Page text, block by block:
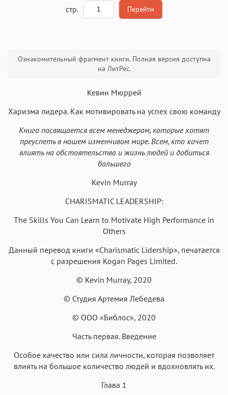
Roboto Garamond Fira Sans Times
Аа Аа
San Francisco Аа Аа
Аа
Arial Аа
Georgia
Аа Аа
Courier New
Аа Аа
стр. Перейти
Ознакомительный фрагмент книги. Полная версия доступна
на ЛитРес.
Кевин Мюррей
Харизма лидера. Как мотивировать на успех свою команду
Книга посвящается всем менеджерам, которые хотят
преуспеть в нашем изменчивом мире. Всем, кто хочет
влиять на обстоятельства и жизнь людей и добиться
большего
Kevin Murray
CHARISMATIC LEADERSHIP:
The Skills You Can Learn to Motivate High Performance in
Others
Данный перевод книги «Charismatic Lidership», печатается
с разрешения Kogan Pages Limited.
© Kevin Murray, 2020
© Студия Артемия Лебедева
© ООО «Библос», 2020
Часть первая. Введение
Особое качество или сила личности, которая позволяет
влиять на большое количество людей и вдохновлять их.
Глава 1